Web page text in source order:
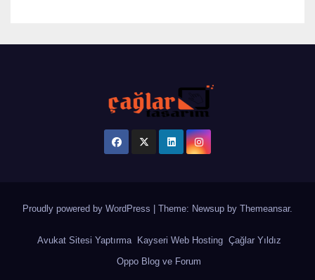
Proudly powered by WordPress Theme: Newsup by Themeansar.
Avukat Sitesi Yaptırma Kayseri Web Hosting Çağlar Yıldız
Oppo Blog ve Forum